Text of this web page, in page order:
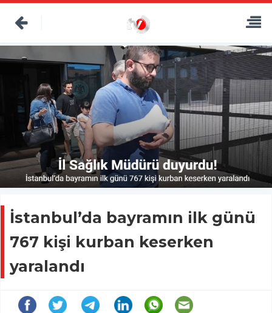
İstanbul’da bayramın ilk günü
767 kişi kurban keserken
yaralandı